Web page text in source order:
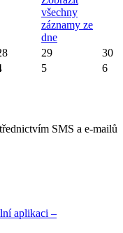
všechny
záznamy ze
dne
29
30
5 6
SMS a e-mailů
aplikaci –